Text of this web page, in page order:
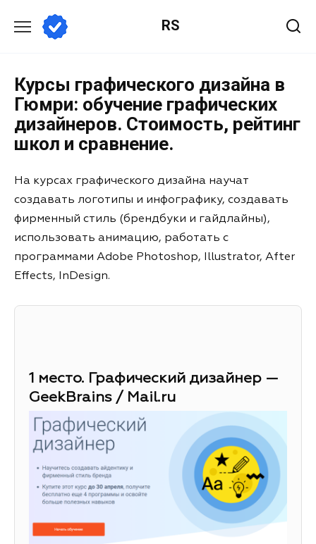
RS
Курсы графического дизайна в
Гюмри: обучение графических
дизайнеров. Стоимость, рейтинг
школ и сравнение.
На курсах графического дизайна научат
создавать логотипы и инфографику, создавать
фирменный стиль (брендбуки и гайдлайны),
использовать анимацию, работать с
программами Adobe Photoshop, Illustrator, After
Effects, InDesign.
1 место. Графический дизайнер —
GeekBrains / Mail.ru